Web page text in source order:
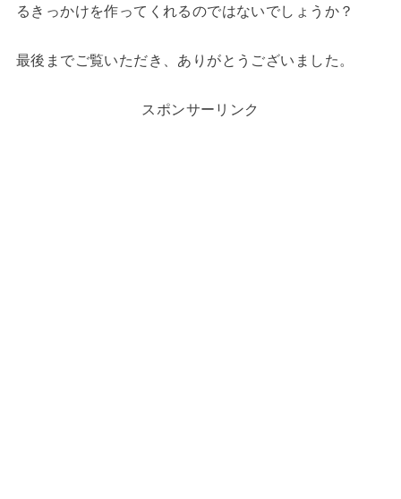
るきっかけを作ってくれるのではないでしょうか？
最後までご覧いただき、ありがとうございました。
スポンサーリンク